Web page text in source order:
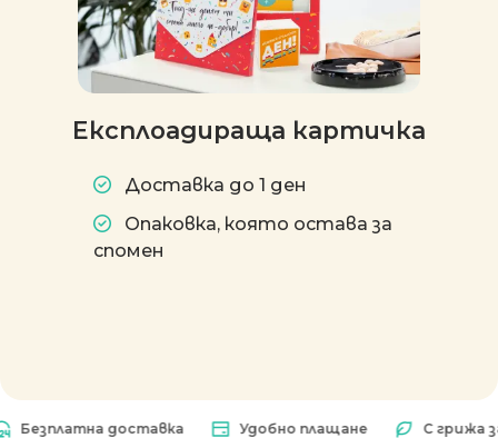
Експлоадираща картичка
Доставка до 1 ден
Опаковка, която остава за
спомен
доставка Удобно плащане С грижа за